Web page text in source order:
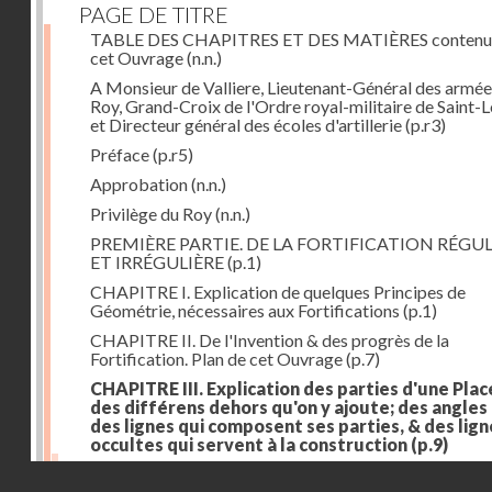
PAGE DE TITRE
TABLE DES CHAPITRES ET DES MATIÈRES
cet Ouvrage(n.n.)
A Monsieur de Valliere, Lieutenant-Général des
Roy, Grand-Croix de l'Ordre royal-militaire de Saint-
et Directeur général des écoles d'artillerie(p.r3)
Préface(p.r5)
Approbation(n.n.)
Privilège du Roy(n.n.)
PREMIÈRE PARTIE. DE LA FORTIFICATION
ET IRRÉGULIÈRE(p.1)
CHAPITRE I. Explication de quelques Principes de
Géométrie, nécessaires aux Fortifications (p.1)
CHAPITRE II. De l'Invention & des progrès de la
Fortification. Plan de cet Ouvrage(p.7)
CHAPITRE III. Explication des parties d'une
des différens dehors qu'on y ajoute; des angles
des lignes qui composent ses parties, & des
occultes qui servent à la construction (p.9)
Des lignes & des angles qui composent les parties